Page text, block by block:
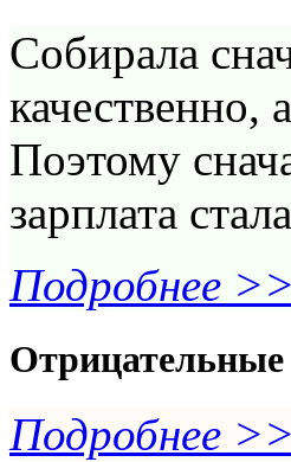
Собирала
качественно,
Поэтому
зарплата
Подробнее >>
Подробнее >>